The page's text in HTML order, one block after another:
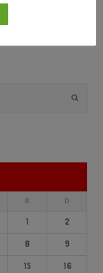
S D
1
2
8
9
15
16